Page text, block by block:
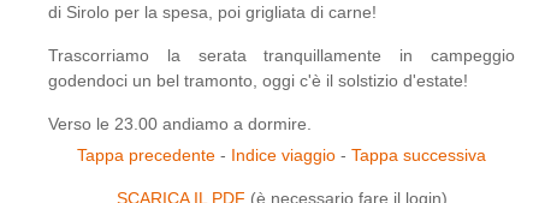
di Sirolo per la spesa, poi grigliata di carne!
Trascorriamo la serata tranquillamente in campeggio
godendoci un bel tramonto, oggi c'è il solstizio d'estate!
Verso le 23.00 andiamo a dormire.
Tappa precedente - Indice viaggio - Tappa successiva
SCARICA IL PDF (è necessario fare il login)